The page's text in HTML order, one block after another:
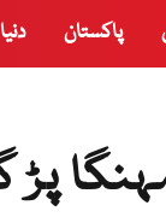
پاکستان دنیا